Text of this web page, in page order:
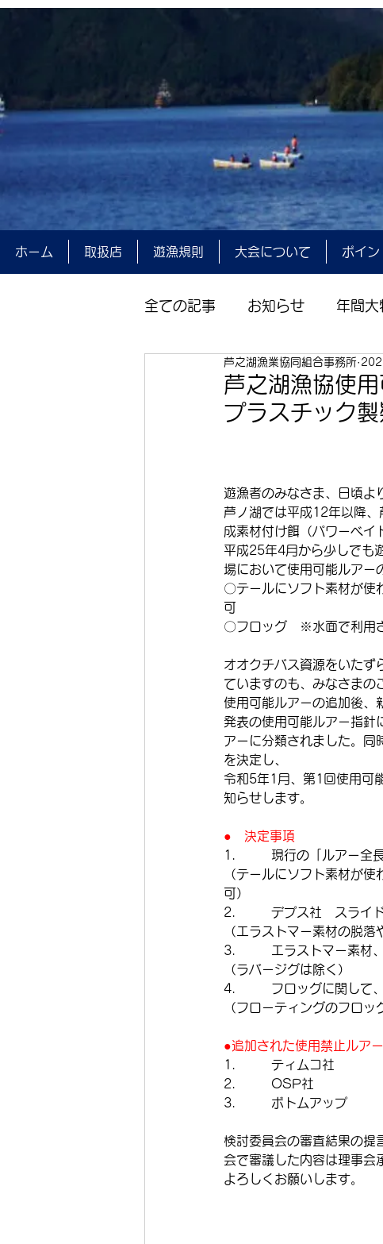
ホーム 取扱店 遊漁規則 大会について ポイン
全ての記事 お知らせ 年間大
芦之湖漁協使
プラスチック
芦之湖漁業協同組合事務所
遊漁者のみなさま、日頃よ
芦ノ湖では平成12年以降
成素材付け餌（パワーベイ
平成25年4月から少しでも
場において使用可能ルアー
〇テールにソフト素材が
可
〇フロッグ　※水面で利用
オオクチバス資源をいたず
ていますのも、みなさまの
使用可能ルアーの追加後、
発表の使用可能ルアー指針
アーに分類されました。同
を決定し、
令和5年1月、第1回使用可
知らせします。
●　決定事項
1.         現行の「ルアー全
（テールにソフト素材が
可）
2.         デプス社　スライ
（エラストマー素材の脱落
3.         エラストマー素材
（ラバージグは除く）
4.         フロッグに関して
（フローティングのフロ
●追加された使用禁止ルア
1.         ティムコ社　
2.         OSP社
3.         ボトムアップ
検討委員会の審査結果の提
会で審議した内容は理事会
よろしくお願いします。